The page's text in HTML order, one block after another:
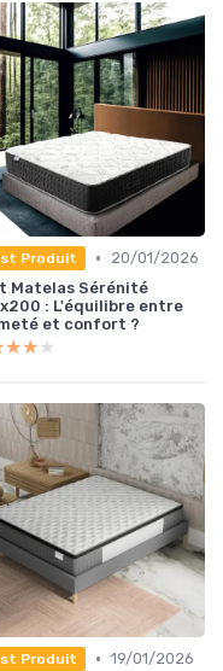
Produit •
20/01/2026
Matelas Sérénité
: L'équilibre entre
et confort ?
Produit • 19/01/2026